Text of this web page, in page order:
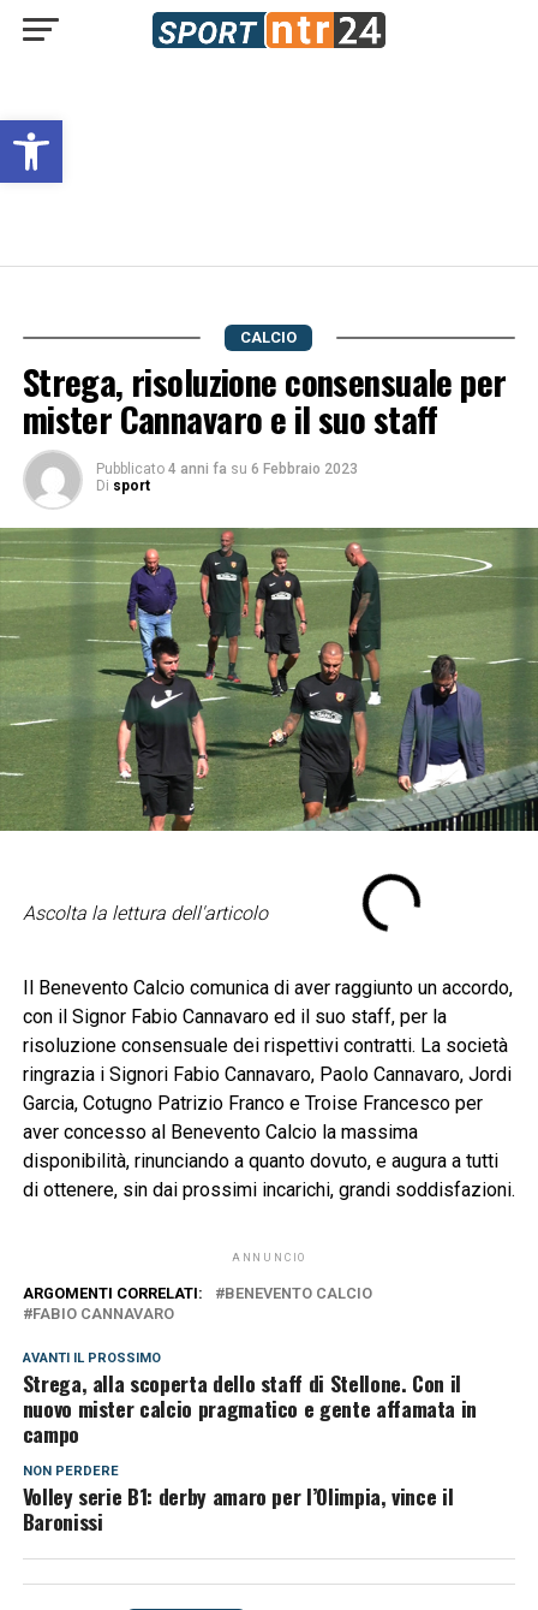
Open toolbar
CALCIO
Strega, risoluzione consensuale per
mister Cannavaro e il suo staff
Pubblicato 4 anni fa su 6 Febbraio 2023
Di sport
Ascolta la lettura dell'articolo
Il Benevento Calcio comunica di aver raggiunto un accordo,
con il Signor Fabio Cannavaro ed il suo staff, per la
risoluzione consensuale dei rispettivi contratti. La società
ringrazia i Signori Fabio Cannavaro, Paolo Cannavaro, Jordi
Garcia, Cotugno Patrizio Franco e Troise Francesco per
aver concesso al Benevento Calcio la massima
disponibilità, rinunciando a quanto dovuto, e augura a tutti
di ottenere, sin dai prossimi incarichi, grandi soddisfazioni.
ANNUNCIO
ARGOMENTI CORRELATI:
BENEVENTO CALCIO
FABIO CANNAVARO
AVANTI IL ​​PROSSIMO
Strega, alla scoperta dello staff di Stellone. Con il
nuovo mister calcio pragmatico e gente affamata in
campo
NON PERDERE
Volley serie B1: derby amaro per l’Olimpia, vince il
Baronissi